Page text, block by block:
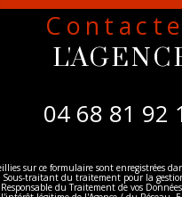
04 68 81 92
sur ce formulaire sont enregistrées
Sous-traitant du traitement pour la
du Traitement de vos